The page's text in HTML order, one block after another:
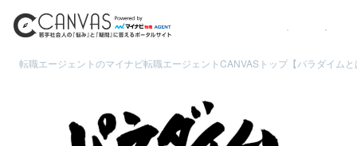
転職エージェントのマイナビ転職エージェントCANVASトップ 【パラダイム